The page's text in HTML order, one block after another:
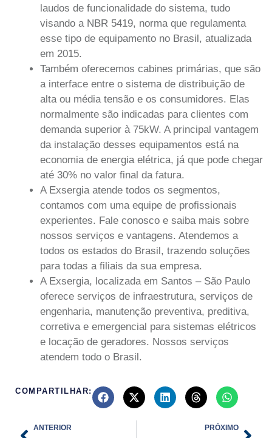
laudos de funcionalidade do sistema, tudo
visando a NBR 5419, norma que regulamenta
esse tipo de equipamento no Brasil, atualizada
em 2015.
Também oferecemos cabines primárias, que são
a interface entre o sistema de distribuição de
alta ou média tensão e os consumidores. Elas
normalmente são indicadas para clientes com
demanda superior à 75kW. A principal vantagem
da instalação desses equipamentos está na
economia de energia elétrica, já que pode chegar
até 30% no valor final da fatura.
A Exsergia atende todos os segmentos,
contamos com uma equipe de profissionais
experientes. Fale conosco e saiba mais sobre
nossos serviços e vantagens. Atendemos a
todos os estados do Brasil, trazendo soluções
para todas a filiais da sua empresa.
A Exsergia, localizada em Santos – São Paulo
oferece serviços de infraestrutura, serviços de
engenharia, manutenção preventiva, preditiva,
corretiva e emergencial para sistemas elétricos
e locação de geradores. Nossos serviços
atendem todo o Brasil.
COMPARTILHAR:
Prev
ANTERIOR PRÓXIMO